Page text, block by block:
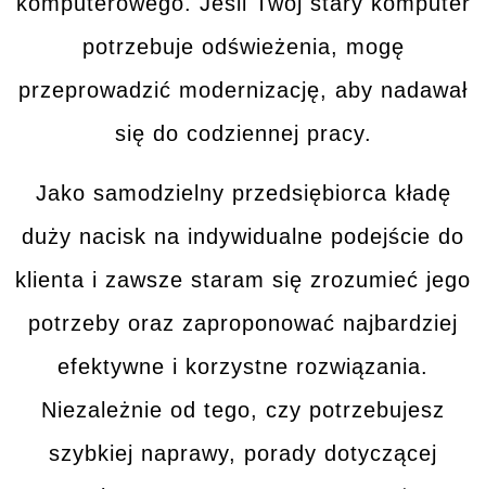
potrzebuje odświeżenia, mogę
przeprowadzić modernizację, aby nadawał
się do codziennej pracy.
Jako samodzielny przedsiębiorca kładę
duży nacisk na indywidualne podejście do
klienta i zawsze staram się zrozumieć jego
potrzeby oraz zaproponować najbardziej
efektywne i korzystne rozwiązania.
Niezależnie od tego, czy potrzebujesz
szybkiej naprawy, porady dotyczącej